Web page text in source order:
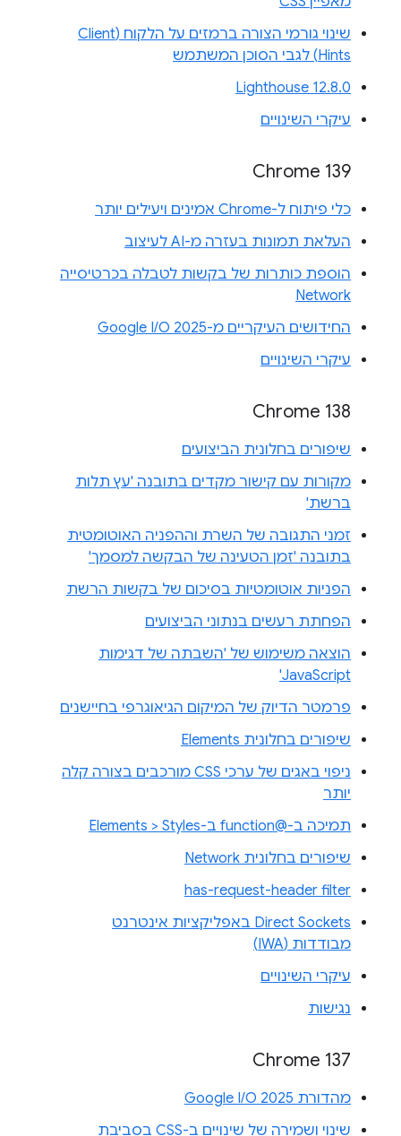
שינוי גורמי הצורה ברמזים על הלקוח (Client
Hints) לגבי הסוכן המשתמש
Lighthouse 12.8.0
עיקרי השינויים
Chrome 139
כלי פיתוח ל-Chrome אמינים ויעילים יותר
העלאת תמונות בעזרה מ-AI לעיצוב
הוספת כותרות של בקשות לטבלה בכרטיסייה
Network
החידושים העיקריים מ-Google I/O 2025
עיקרי השינויים
Chrome 138
שיפורים בחלונית הביצועים
מקורות עם קישור מקדים בתובנה 'עץ תלות
ברשת'
זמני התגובה של השרת וההפניה האוטומטית
בתובנה 'זמן הטעינה של הבקשה למסמך'
הפניות אוטומטיות בסיכום של בקשות הרשת
הפחתת רעשים בנתוני הביצועים
הוצאה משימוש של 'השבתה של דגימות
JavaScript'
פרמטר הדיוק של המיקום הגיאוגרפי בחיישנים
שיפורים בחלונית Elements
ניפוי באגים של ערכי CSS מורכבים בצורה קלה
יותר
תמיכה ב-@function ב-Elements > Styles
שיפורים בחלונית Network
has-request-header filter
Direct Sockets באפליקציות אינטרנט
מבודדות (IWA)
עיקרי השינויים
נגישות
Chrome 137
מהדורת Google I/O 2025
שינוי ושמירה של שינויים ב-CSS בסביבת